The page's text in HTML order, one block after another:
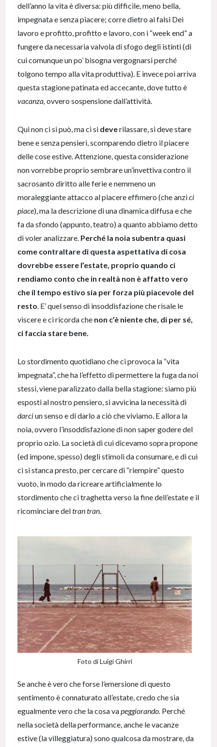
dell’anno la vita è diversa: più difficile, meno bella,
impegnata e senza piacere; corre dietro ai falsi Dei
lavoro e profitto, profitto e lavoro, con i “week end” a
fungere da necessaria valvola di sfogo degli istinti (di
cui comunque un po’ bisogna vergognarsi perché
tolgono tempo alla vita produttiva). E invece poi arriva
questa stagione patinata ed accecante, dove tutto è
vacanza,ovvero sospensione dall’attività.
Qui non ci si può, ma ci si deverilassare, si deve stare
bene e senza pensieri, scomparendo dietro il piacere
delle cose estive. Attenzione, questa considerazione
non vorrebbe proprio sembrare un’invettiva contro il
sacrosanto diritto alle ferie e nemmeno un
moraleggiante attacco al piacere effimero (che anzici
piace), ma la descrizione di una dinamica diffusa e che
fa da sfondo (appunto, teatro) a quanto abbiamo detto
di voler analizzare. Perché la noia subentra quasi
come contraltare di questa aspettativa di cosa
dovrebbe essere l’estate, proprio quando ci
rendiamo conto che in realtà non è affatto vero
che il tempo estivo sia per forza più piacevole del
resto. E’ quel senso di insoddisfazione che risale le
viscere e ci ricorda che non c’è niente che, di per sé,
ci faccia stare bene.
Lo stordimento quotidiano che ci provoca la “vita
impegnata”, che ha l’effetto di permettere la fuga da noi
stessi, viene paralizzato dalla bella stagione: siamo più
esposti al nostro pensiero, si avvicina la necessità di
darciun senso e di darlo a ciò che viviamo. E allora la
noia, ovvero l’insoddisfazione di non saper godere del
proprio ozio. La società di cui dicevamo sopra propone
(ed impone, spesso) degli stimoli da consumare, e di cui
ci si stanca presto, per cercare di “riempire” questo
vuoto, in modo da ricreare artificialmente lo
stordimento che ci traghetta verso la fine dell’estate e il
ricominciare deltran tran.
Foto di Luigi Ghirri
Se anche è vero che forse l’emersione di questo
sentimento è connaturato all’estate, credo che sia
egualmente vero che la cosa vapeggiorando. Perché
nella società della performance, anche le vacanze
estive (la villeggiatura) sono qualcosa da mostrare, da